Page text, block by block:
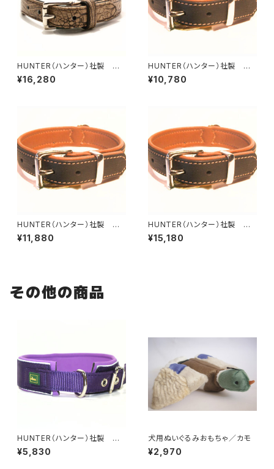
HUNTER（ハンター）社製 犬
用クロコダイルレザー首輪 65
サイズ
¥16,280
HUNTER（ハンター）社製 犬
用カナディアン・エルクレザー首
輪 30サイズ
¥10,780
HUNTER（ハンター）社製 犬
用カナディアン・エルクレザー首
輪 35サイズ
¥11,880
HUNTER（ハンター）社製 犬
用カナディアン・エルクレザー首
輪 55サイズ
¥15,180
その他の商品
HUNTER（ハンター）社製 犬
用ネオプレン・ リフレクト首輪
45サイズ
¥5,830
犬用ぬいぐるみおもちゃ／カモ
¥2,970